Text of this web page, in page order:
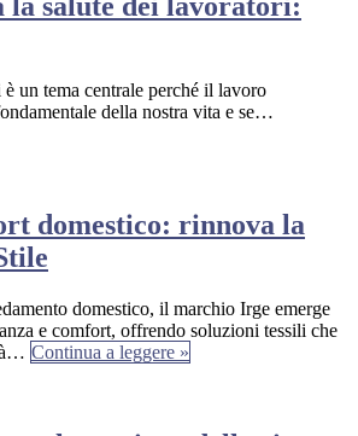
un tema centrale perché il lavoro
della nostra vita e se…
domestico: rinnova la
domestico, il marchio Irge emerge
e comfort, offrendo soluzioni tessili che
Continua a leggere »